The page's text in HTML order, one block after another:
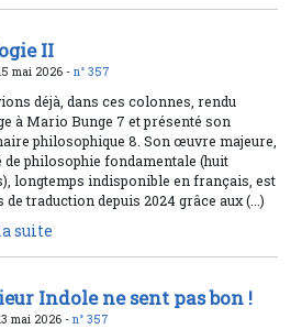
II
mai 2026 - n° 357
déjà, dans ces colonnes, rendu
à Mario Bunge 7 et présenté son
philosophique 8. Son œuvre majeure,
de philosophie fondamentale (huit
longtemps indisponible en français, est
de traduction depuis 2024 grâce aux (...)
suite
Indole ne sent pas bon !
mai 2026 - n° 357